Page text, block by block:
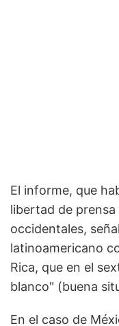
El informe, que
libertad de
occidentales,
latinoamericano
Rica, que en el
blanco" (buena
En el caso de